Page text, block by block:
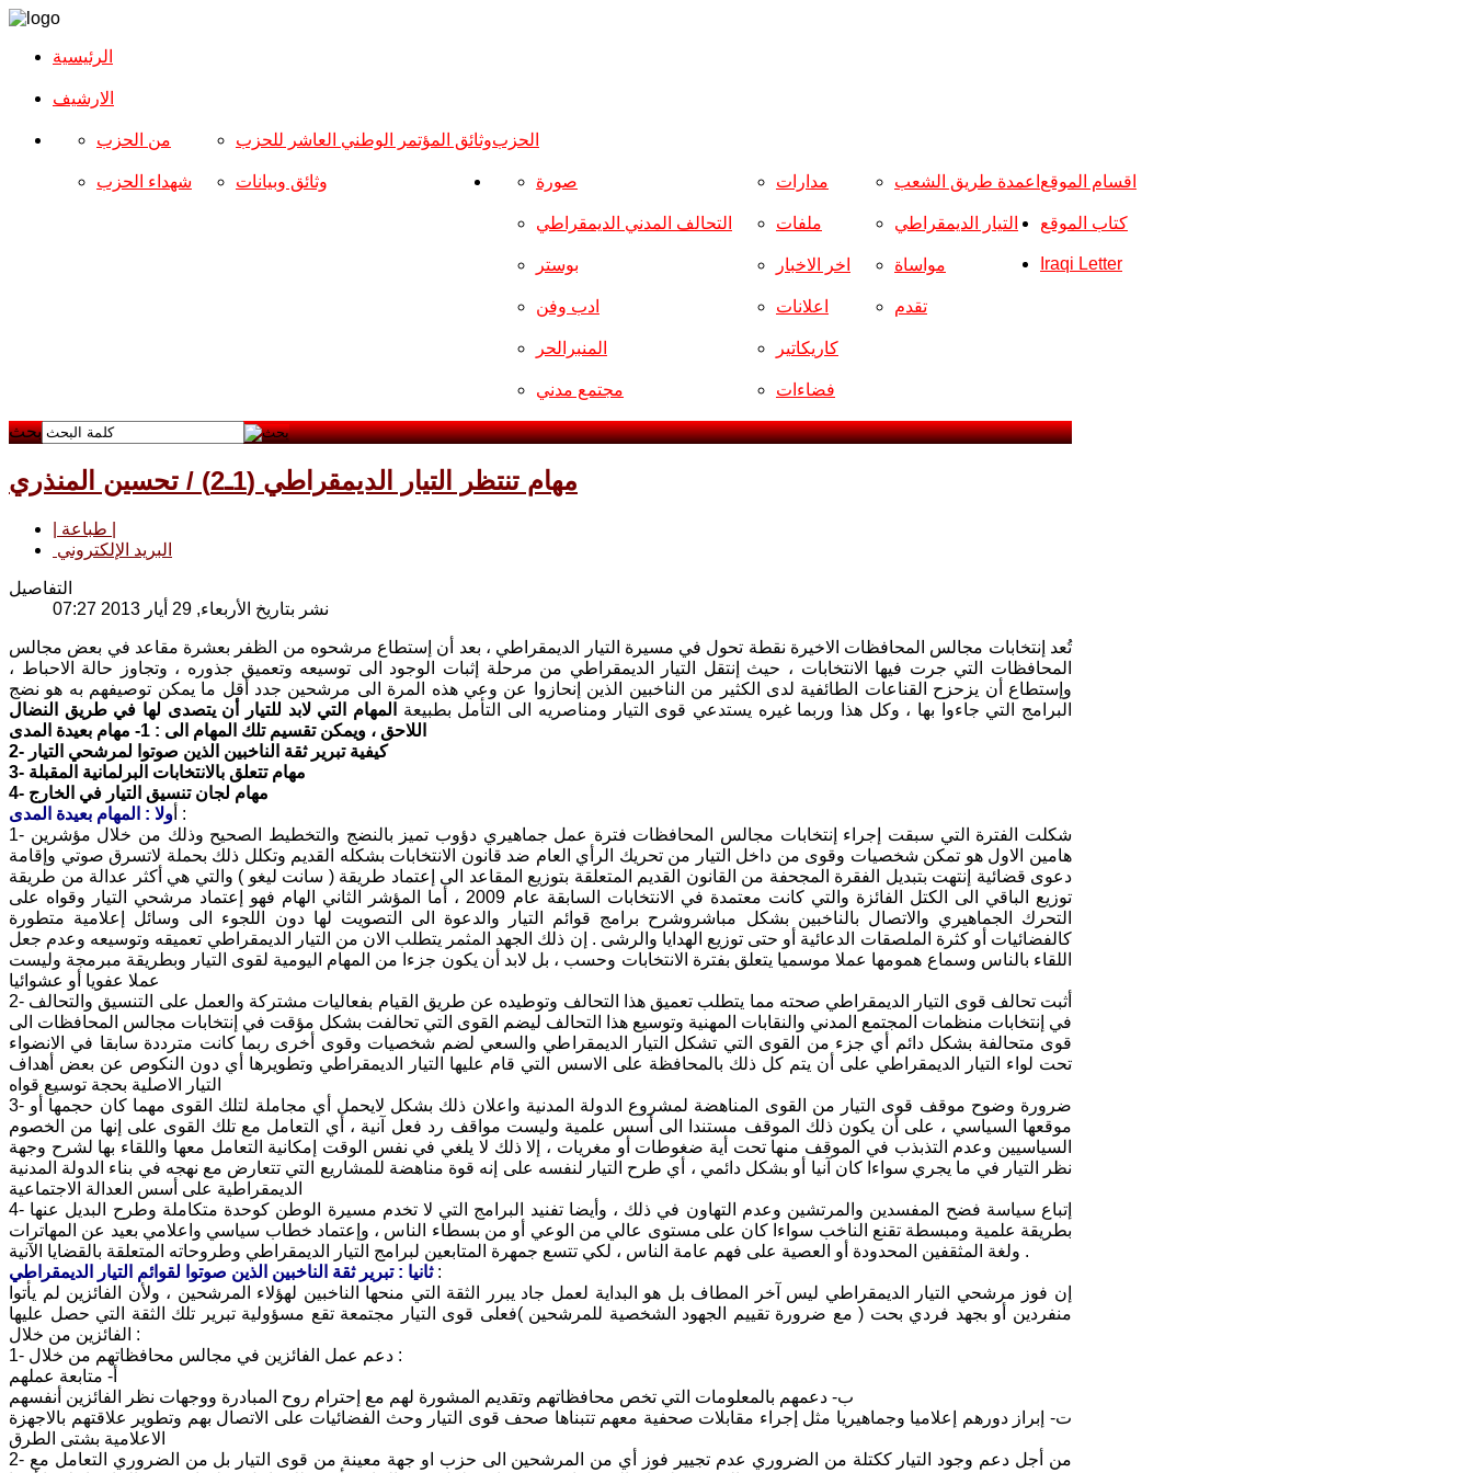
الرئيسية
الارشیف
الحزب من الحزب
شهداء الحزب
وثائق المؤتمر الوطني العاشر للحزب
وثائق وبيانات اقسام الموقع صورة
التحالف المدني الديمقراطي
بوستر
ادب وفن
المنبرالحر
مجتمع مدني
مدارات
ملفات
اخر الاخبار
اعلانات
كاريكاتير
فضاءات
اعمدة طريق الشعب
التيار الديمقراطي
مواساة
تقدم
كتاب الموقع
Iraqi Letter
بحث
مهام تنتظر التيار الديمقراطي (1ـ2) / تحسين المنذري
البريد الإلكتروني
التفاصيل
نشر بتاريخ الأربعاء, 29 أيار 2013 07:27
تُعد إنتخابات مجالس المحافظات الاخيرة نقطة تحول في مسيرة التيار الديمقراطي ، بعد أن إستطاع مرشحوه من الظفر بعشرة مقاعد في بعض مجالس
المحافظات التي جرت فيها الانتخابات ، حيث إنتقل التيار الديمقراطي من مرحلة إثبات الوجود الى توسيعه وتعميق جذوره ، وتجاوز حالة الاحباط ،
وإستطاع أن يزحزح القناعات الطائفية لدى الكثير من الناخبين الذين إنحازوا عن وعي هذه المرة الى مرشحين جدد أقل ما يمكن توصيفهم به هو نضج
البرامج التي جاءوا بها ، وكل هذا وربما غيره يستدعي قوى التيار ومناصريه الى التأمل بطبيعة
المهام التي لابد للتيار أن يتصدى لها في طريق النضال
اللاحق ، ويمكن تقسيم تلك المهام الى : 1- مهام بعيدة المدى
2- كيفية تبرير ثقة الناخبين الذين صوتوا لمرشحي التيار
3- مهام تتعلق بالانتخابات البرلمانية المقبلة
4- مهام لجان تنسيق التيار في الخارج
ولا : المهام بعيدة المدى :
1- شكلت الفترة التي سبقت إجراء إنتخابات مجالس المحافظات فترة عمل جماهيري دؤوب تميز بالنضج والتخطيط الصحيح وذلك من خلال مؤشرين
هامين الاول هو تمكن شخصيات وقوى من داخل التيار من تحريك الرأي العام ضد قانون الانتخابات بشكله القديم وتكلل ذلك بحملة لاتسرق صوتي وإقامة
دعوى قضائية إنتهت بتبديل الفقرة المجحفة من القانون القديم المتعلقة بتوزيع المقاعد الى إعتماد طريقة ( سانت ليغو ) والتي هي أكثر عدالة من طريقة
توزيع الباقي الى الكتل الفائزة والتي كانت معتمدة في الانتخابات السابقة عام 2009 ، أما المؤشر الثاني الهام فهو إعتماد مرشحي التيار وقواه على
التحرك الجماهيري والاتصال بالناخبين بشكل مباشروشرح برامج قوائم التيار والدعوة الى التصويت لها دون اللجوء الى وسائل إعلامية متطورة
كالفضائيات أو كثرة الملصقات الدعائية أو حتى توزيع الهدايا والرشى . إن ذلك الجهد المثمر يتطلب الان من التيار الديمقراطي تعميقه وتوسيعه وعدم جعل
اللقاء بالناس وسماع همومها عملا موسميا يتعلق بفترة الانتخابات وحسب ، بل لابد أن يكون جزءا من المهام اليومية لقوى التيار وبطريقة مبرمجة وليست
عملا عفويا أو عشوائيا
2- أثبت تحالف قوى التيار الديمقراطي صحته مما يتطلب تعميق هذا التحالف وتوطيده عن طريق القيام بفعاليات مشتركة والعمل على التنسيق والتحالف
في إنتخابات منظمات المجتمع المدني والنقابات المهنية وتوسيع هذا التحالف ليضم القوى التي تحالفت بشكل مؤقت في إنتخابات مجالس المحافظات الى
قوى متحالفة بشكل دائم أي جزء من القوى التي تشكل التيار الديمقراطي والسعي لضم شخصيات وقوى أخرى ربما كانت مترددة سابقا في الانضواء
تحت لواء التيار الديمقراطي على أن يتم كل ذلك بالمحافظة على الاسس التي قام عليها التيار الديمقراطي وتطويرها أي دون النكوص عن بعض أهداف
التيار الاصلية بحجة توسيع قواه
3- ضرورة وضوح موقف قوى التيار من القوى المناهضة لمشروع الدولة المدنية واعلان ذلك بشكل لايحمل أي مجاملة لتلك القوى مهما كان حجمها أو
موقعها السياسي ، على أن يكون ذلك الموقف مستندا الى أسس علمية وليست مواقف رد فعل آنية ، أي التعامل مع تلك القوى على إنها من الخصوم
السياسيين وعدم التذبذب في الموقف منها تحت أية ضغوطات أو مغريات ، إلا ذلك لا يلغي في نفس الوقت إمكانية التعامل معها واللقاء بها لشرح وجهة
نظر التيار في ما يجري سواءا كان آنيا أو بشكل دائمي ، أي طرح التيار لنفسه على إنه قوة مناهضة للمشاريع التي تتعارض مع نهجه في بناء الدولة المدنية
الديمقراطية على أسس العدالة الاجتماعية
4- إتباع سياسة فضح المفسدين والمرتشين وعدم التهاون في ذلك ، وأيضا تفنيد البرامج التي لا تخدم مسيرة الوطن كوحدة متكاملة وطرح البديل عنها
بطريقة علمية ومبسطة تقنع الناخب سواءا كان على مستوى عالي من الوعي أو من بسطاء الناس ، وإعتماد خطاب سياسي واعلامي بعيد عن المهاترات
ولغة المثقفين المحدودة أو العصية على فهم عامة الناس ، لكي تتسع جمهرة المتابعين لبرامج التيار الديمقراطي وطروحاته المتعلقة بالقضايا الآنية .
ثانيا : تبرير ثقة الناخبين الذين صوتوا لقوائم التيار الديمقراطي:
إن فوز مرشحي التيار الديمقراطي ليس آخر المطاف بل هو البداية لعمل جاد يبرر الثقة التي منحها الناخبين لهؤلاء المرشحين ، ولأن الفائزين لم يأتوا
منفردين أو بجهد فردي بحت ( مع ضرورة تقييم الجهود الشخصية للمرشحين )فعلى قوى التيار مجتمعة تقع مسؤولية تبرير تلك الثقة التي حصل عليها
الفائزين من خلال :
1- دعم عمل الفائزين في مجالس محافظاتهم من خلال :
أ‌- متابعة عملهم
ب‌- دعمهم بالمعلومات التي تخص محافظاتهم وتقديم المشورة لهم مع إحترام روح المبادرة ووجهات نظر الفائزين أنفسهم
ت‌- إبراز دورهم إعلاميا وجماهيريا مثل إجراء مقابلات صحفية معهم تتبناها صحف قوى التيار وحث الفضائيات على الاتصال بهم وتطوير علاقتهم بالاجهزة
الاعلامية بشتى الطرق
2- من أجل دعم وجود التيار ككتلة من الضروري عدم تجيير فوز أي من المرشحين الى حزب او جهة معينة من قوى التيار بل من الضروري التعامل مع